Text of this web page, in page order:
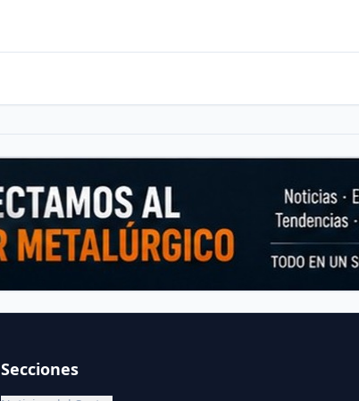
Secciones